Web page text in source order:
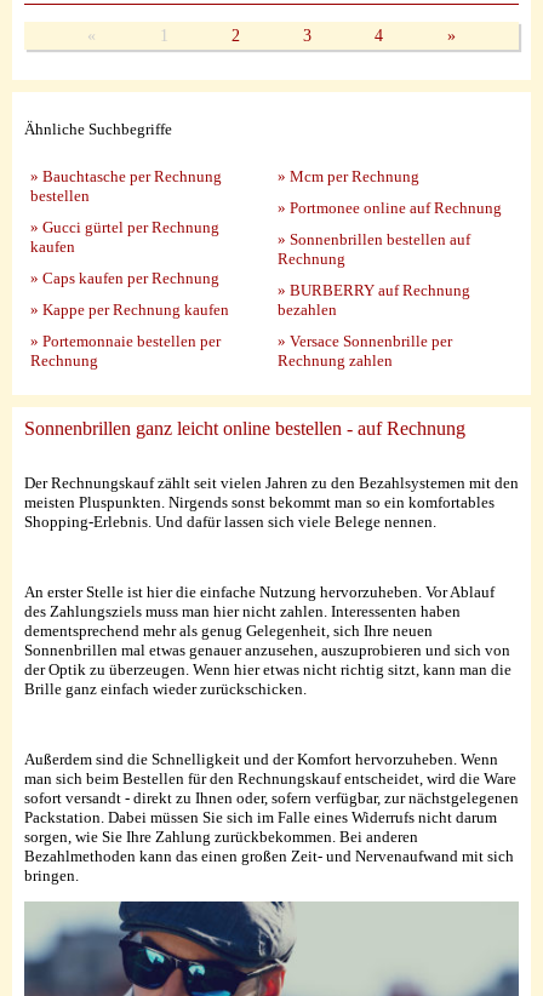
« 1 2 3 4 »
Ähnliche Suchbegriffe
» Bauchtasche per Rechnung
bestellen
» Gucci gürtel per Rechnung
kaufen
» Caps kaufen per Rechnung
» Kappe per Rechnung kaufen
» Portemonnaie bestellen per
Rechnung
» Mcm per Rechnung
» Portmonee online auf Rechnung
» Sonnenbrillen bestellen auf
Rechnung
» BURBERRY auf Rechnung
bezahlen
» Versace Sonnenbrille per
Rechnung zahlen
Sonnenbrillen ganz leicht online bestellen - auf Rechnung
Der Rechnungskauf zählt seit vielen Jahren zu den Bezahlsystemen mit den
meisten Pluspunkten. Nirgends sonst bekommt man so ein komfortables
Shopping-Erlebnis. Und dafür lassen sich viele Belege nennen.
An erster Stelle ist hier die einfache Nutzung hervorzuheben. Vor Ablauf
des Zahlungsziels muss man hier nicht zahlen. Interessenten haben
dementsprechend mehr als genug Gelegenheit, sich Ihre neuen
Sonnenbrillen mal etwas genauer anzusehen, auszuprobieren und sich von
der Optik zu überzeugen. Wenn hier etwas nicht richtig sitzt, kann man die
Brille ganz einfach wieder zurückschicken.
Außerdem sind die Schnelligkeit und der Komfort hervorzuheben. Wenn
man sich beim Bestellen für den Rechnungskauf entscheidet, wird die Ware
sofort versandt - direkt zu Ihnen oder, sofern verfügbar, zur nächstgelegenen
Packstation. Dabei müssen Sie sich im Falle eines Widerrufs nicht darum
sorgen, wie Sie Ihre Zahlung zurückbekommen. Bei anderen
Bezahlmethoden kann das einen großen Zeit- und Nervenaufwand mit sich
bringen.